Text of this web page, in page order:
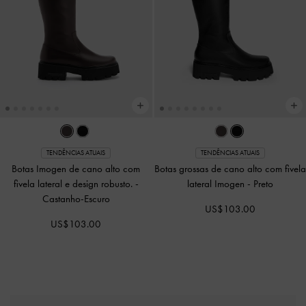
TENDÊNCIAS ATUAIS
Botas Imogen de cano alto com
fivela lateral e design robusto. -
Castanho-Escuro
US$103.00
TENDÊNCIAS ATUAIS
Botas grossas de cano alto com fivela
lateral Imogen - Preto
US$103.00